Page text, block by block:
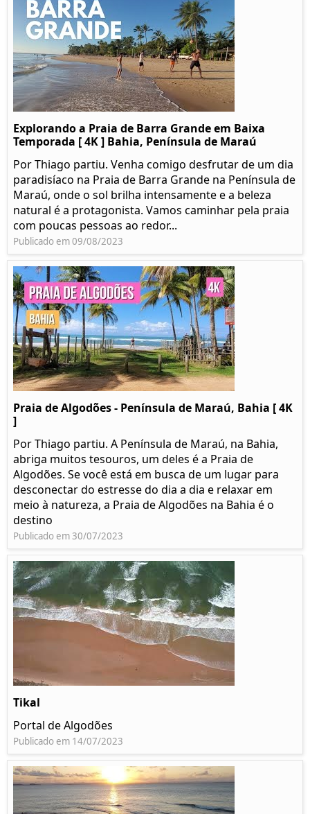
Explorando a Praia de Barra Grande em Baixa
Temporada [ 4K ] Bahia, Península de Maraú
Por Thiago partiu. Venha comigo desfrutar de um dia
paradisíaco na Praia de Barra Grande na Península de
Maraú, onde o sol brilha intensamente e a beleza
natural é a protagonista. Vamos caminhar pela praia
com poucas pessoas ao redor...
Publicado em 09/08/2023
Praia de Algodões - Península de Maraú, Bahia [ 4K
]
Por Thiago partiu. A Península de Maraú, na Bahia,
abriga muitos tesouros, um deles é a Praia de
Algodões. Se você está em busca de um lugar para
desconectar do estresse do dia a dia e relaxar em
meio à natureza, a Praia de Algodões na Bahia é o
destino
Publicado em 30/07/2023
Tikal
Portal de Algodões
Publicado em 14/07/2023